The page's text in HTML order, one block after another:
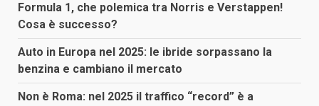
Formula 1, che polemica tra Norris e Verstappen!
Cosa è successo?
Auto in Europa nel 2025: le ibride sorpassano la
benzina e cambiano il mercato
Non è Roma: nel 2025 il traffico “record” è a